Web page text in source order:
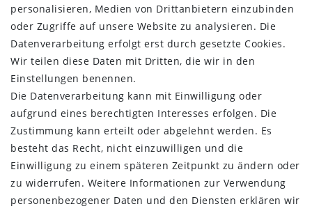
Kontakt
ZAHLUNG & VERSAND
personalisieren, Medien von Drittanbietern einzubinden
oder Zugriffe auf unsere Website zu analysieren. Die
Datenverarbeitung erfolgt erst durch gesetzte Cookies.
Wir teilen diese Daten mit Dritten, die wir in den
Einstellungen benennen.
Die Datenverarbeitung kann mit Einwilligung oder
aufgrund eines berechtigten Interesses erfolgen. Die
Zustimmung kann erteilt oder abgelehnt werden. Es
besteht das Recht, nicht einzuwilligen und die
Einwilligung zu einem späteren Zeitpunkt zu ändern oder
zu widerrufen. Weitere Informationen zur Verwendung
personenbezogener Daten und den Diensten erklären wir